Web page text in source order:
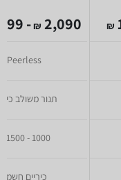
₪
2,090
₪
- 1,499
Peerless
תנור משולב
1000 - 1500 ₪
כיריים חשמל